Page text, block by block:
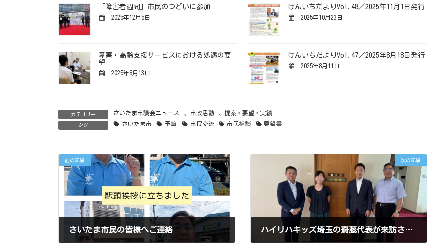
「障害者週間」市民のつどいに参加
2025年12月5日
けんいちだよりVol.48／2025年11月1日発行
2025年10月23日
障害・高齢支援サービスにおける処遇の要
望
2025年8月13日
けんいちだよりVol.47／2025年8月18日発行
2025年8月11日
カテゴリー さいたま市議会ニュース 市政活動 提案・要望・実績
タグ さいたま市 予算 市民交流 市民相談 要望書
前の記事
さいたま市民の皆様へご連絡
次の記事
ハイリハキッズ埼玉の齋藤代表が来訪されました